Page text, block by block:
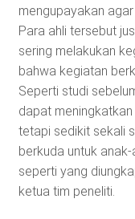
mengupayakan
Para ahli tersebut
sering melakukan
bahwa kegiatan
Seperti studi
dapat
tetapi sedikit sekali
berkuda untuk
seperti yang
ketua tim peneliti.